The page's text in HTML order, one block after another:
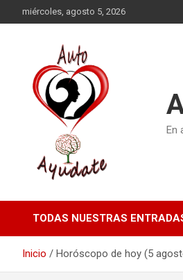
al
miércoles, agosto 5, 2026
En
TODAS NUESTRAS
Inicio Horóscopo de hoy (5